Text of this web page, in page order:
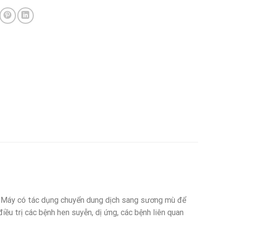
có tác dụng chuyển dung dịch sang sương mù để
trị các bệnh hen suyễn, dị ứng, các bệnh liên quan